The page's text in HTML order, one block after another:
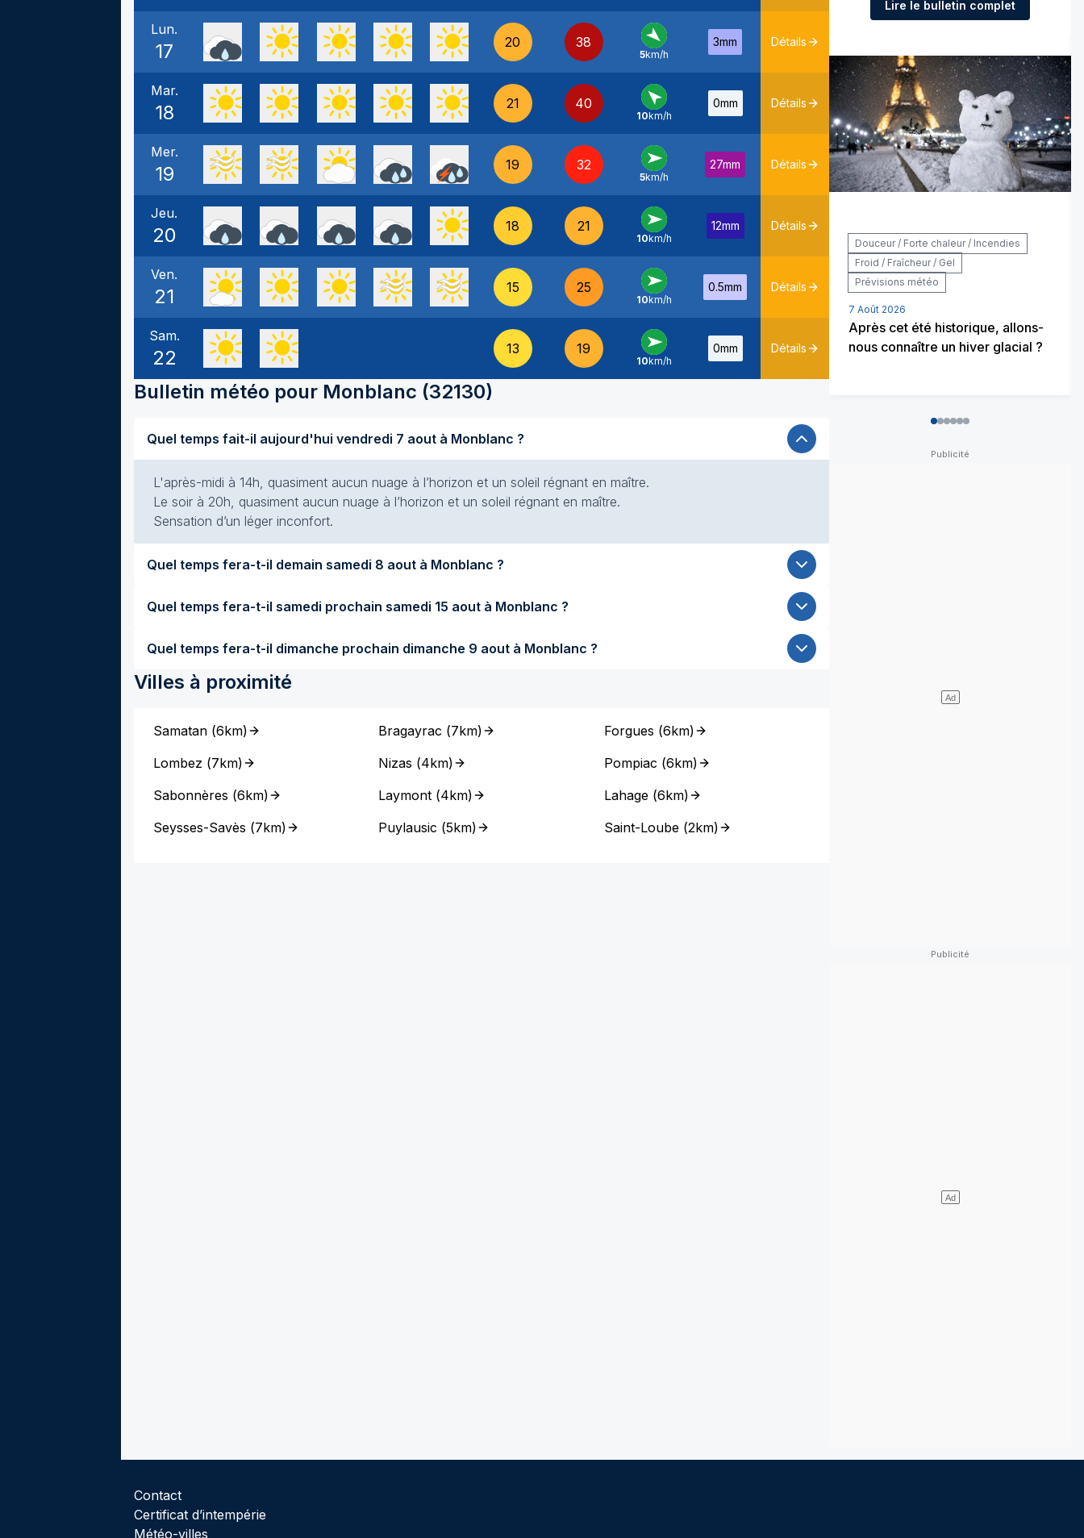
Lun.
17 20 38
NO
5km/h
3mm Détails
Mar.
18 21 40
SE -
10km/h
0mm Détails
Mer.
19 19 32
O -
5km/h
27mm Détails
Jeu.
20 18 21
O -
10km/h
12mm Détails
Ven.
21 15 25
O -
10km/h
0.5mm Détails
Sam.
22 13 19
O -
10km/h
0mm Détails
Bulletin météo pour Monblanc (32130)
Quel temps fait-il aujourd'hui vendredi 7 aout à Monblanc ?
L'après-midi à 14h, quasiment aucun nuage à l’horizon et un soleil régnant en maître.
Le soir à 20h, quasiment aucun nuage à l’horizon et un soleil régnant en maître.
Sensation d’un léger inconfort.
Quel temps fera-t-il demain samedi 8 aout à Monblanc ?
Quel temps fera-t-il samedi prochain samedi 15 aout à Monblanc ?
Quel temps fera-t-il dimanche prochain dimanche 9 aout à Monblanc ?
Villes à proximité
Samatan (6km)
Lombez (7km)
Sabonnères (6km)
Seysses-Savès (7km)
Bragayrac (7km)
Nizas (4km)
Laymont (4km)
Puylausic (5km)
Forgues (6km)
Pompiac (6km)
Lahage(6km)
Saint-Loube(2km)
Lire le bulletin complet
Douceur / Forte chaleur / Incendies
Froid / Fraîcheur / Gel
Prévisions météo
7 Août 2026
Après cet été historique, allons-
nous connaître un hiver glacial ?
Contact
Certificat d’intempérie
Météo-villes